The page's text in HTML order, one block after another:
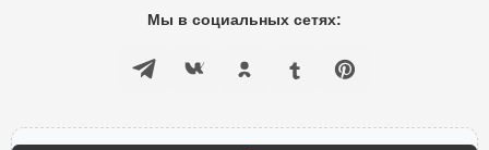
Мы в социальных сетях: